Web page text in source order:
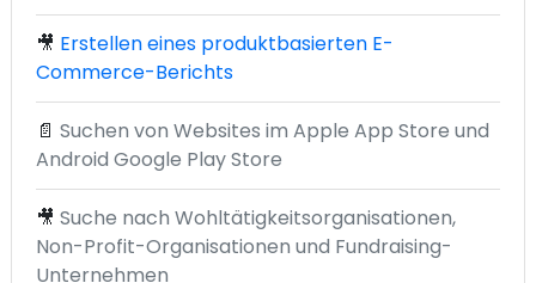
🎥 Erstellen eines produktbasierten E-
Commerce-Berichts
📄 Suchen von Websites im Apple App Store und
Android Google Play Store
🎥 Suche nach Wohltätigkeitsorganisationen,
Non-Profit-Organisationen und Fundraising-
Unternehmen